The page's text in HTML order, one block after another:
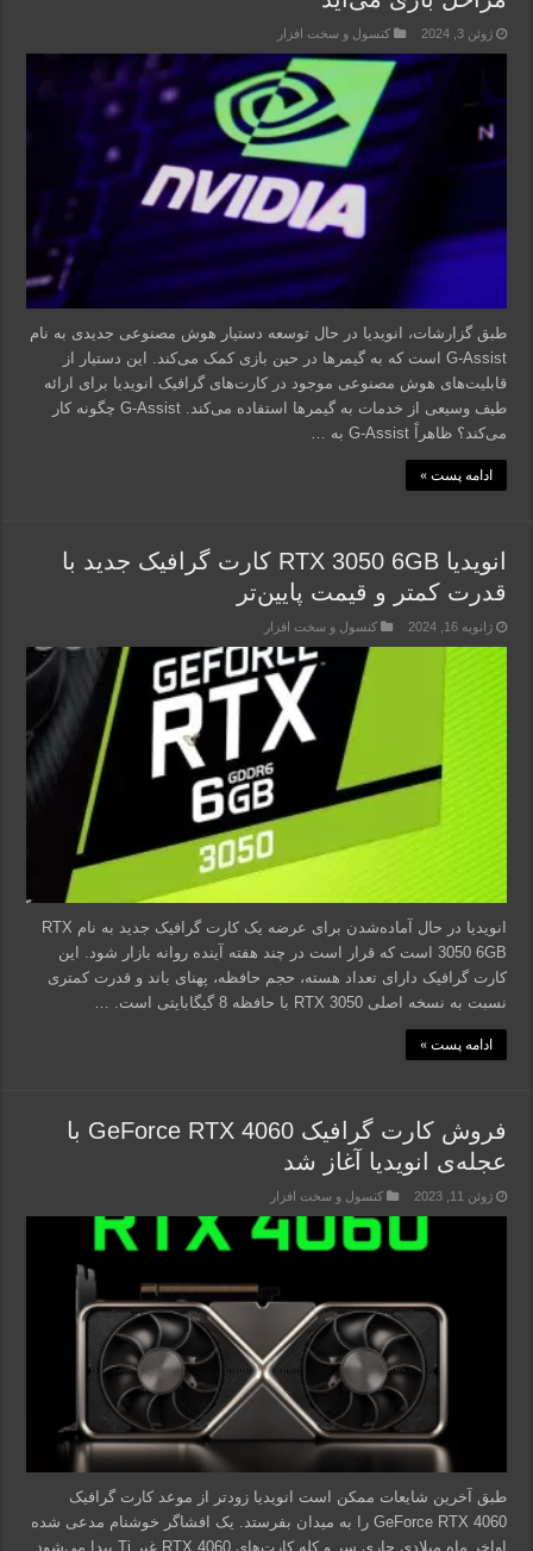
ژوئن 3, 2024 کنسول و سخت افزار
طبق گزارشات، انویدیا در حال توسعه دستیار هوش مصنوعی جدیدی به نام
G-Assist است که به گیمرها در حین بازی کمک می‌کند. این دستیار از
قابلیت‌های هوش مصنوعی موجود در کارت‌های گرافیک انویدیا برای ارائه
طیف وسیعی از خدمات به گیمرها استفاده می‌کند. G-Assist چگونه کار
می‌کند؟ ظاهراً G-Assist به …
ادامه پست »
انویدیا RTX 3050 6GB کارت گرافیک جدید با
قدرت کمتر و قیمت پایین‌تر
ژانویه 16, 2024 کنسول و سخت افزار
انویدیا در حال آماده‌شدن برای عرضه یک کارت گرافیک جدید به نام RTX
3050 6GB است که قرار است در چند هفته آینده روانه بازار شود. این
کارت گرافیک دارای تعداد هسته، حجم حافظه، پهنای باند و قدرت کمتری
نسبت به نسخه اصلی RTX 3050 با حافظه 8 گیگابایتی است. …
ادامه پست »
فروش کارت گرافیک GeForce RTX 4060 با
عجله‌ی انویدیا آغاز شد
ژوئن 11, 2023 کنسول و سخت افزار
طبق آخرین شایعات ممکن است انویدیا زودتر از موعد کارت گرافیک
GeForce RTX 4060 را به میدان بفرستد. یک افشاگر خوشنام مدعی شده
اواخر ماه میلادی جاری سر و کله کارت‌های RTX 4060 غیر Ti پیدا می‌شود.